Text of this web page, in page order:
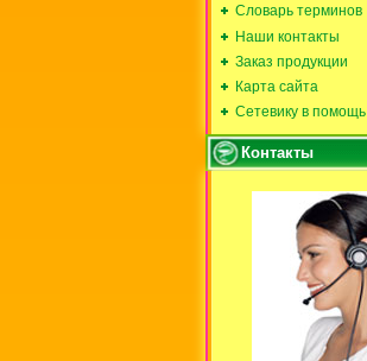
Словарь терминов
Наши контакты
Заказ продукции
Карта сайта
Сетевику в помощь
Контакты